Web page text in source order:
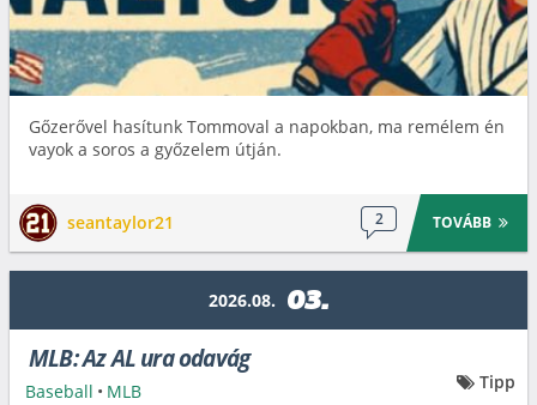
Gőzerővel hasítunk Tommoval a napokban, ma remélem én
vayok a soros a győzelem útján.
seantaylor21 2 TOVÁBB
2026.08. 03.
MLB: Az AL ura odavág
Baseball • MLB Tipp